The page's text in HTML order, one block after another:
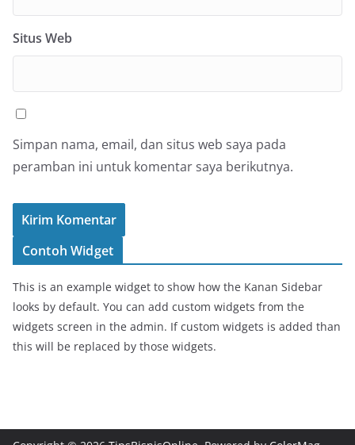
Situs Web
Simpan nama, email, dan situs web saya pada
peramban ini untuk komentar saya berikutnya.
Contoh Widget
This is an example widget to show how the Kanan Sidebar
looks by default. You can add custom widgets from the
widgets screen in the admin. If custom widgets is added than
this will be replaced by those widgets.